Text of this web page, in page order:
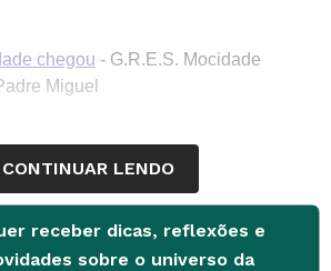
chegou - G.R.E.S. Mocidade
Miguel
CONTINUAR LENDO
receber dicas, reflexões e
sobre o universo da